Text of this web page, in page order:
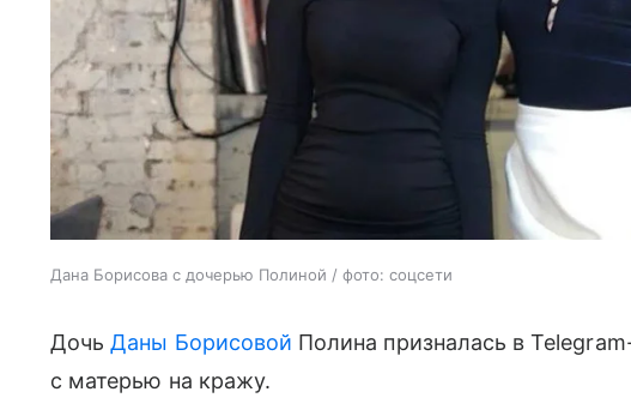
Дана Борисова с дочерью Полиной / фото: соцсети
ДочьДаны Борисовой Полина призналась в
с матерью на кражу.